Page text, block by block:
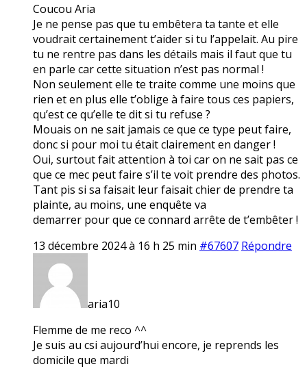
Coucou Aria
Je ne pense pas que tu embêtera ta tante et elle
voudrait certainement t’aider si tu l’appelait. Au pire
tu ne rentre pas dans les détails mais il faut que tu
en parle car cette situation n’est pas normal !
Non seulement elle te traite comme une moins que
rien et en plus elle t’oblige à faire tous ces papiers,
qu’est ce qu’elle te dit si tu refuse ?
Mouais on ne sait jamais ce que ce type peut faire,
donc si pour moi tu était clairement en danger !
Oui, surtout fait attention à toi car on ne sait pas ce
que ce mec peut faire s’il te voit prendre des photos.
Tant pis si sa faisait leur faisait chier de prendre ta
plainte, au moins, une enquête va
demarrer pour que ce connard arrête de t’embêter !
13 décembre 2024 à 16 h 25 min #67607 Répondre
aria10
Flemme de me reco ^^
Je suis au csi aujourd’hui encore, je reprends les
domicile que mardi